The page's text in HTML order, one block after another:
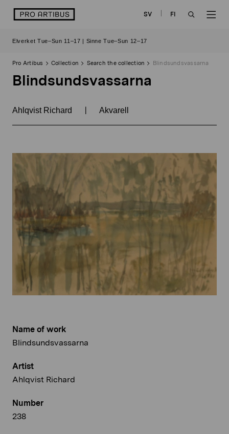
logo SV
FI
Elverket Tue–Sun 11–17 | Sinne Tue–Sun 12–17
Pro Artibus Collection Search the collection Blindsundsvassarna
Blindsundsvassarna
Ahlqvist Richard | Akvarell
Name of work
Blindsundsvassarna
Artist
Ahlqvist Richard
Number
238